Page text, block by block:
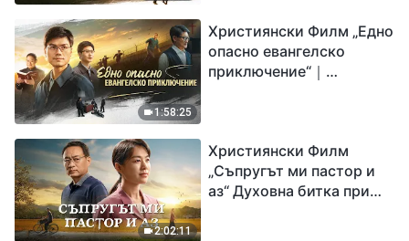
1:58:25
Християнски Филм „Едно
опасно евангелско
приключение“｜
Исус
2:02:11
Християнски Филм
„Съпругът ми пастор и
аз“ Духовна битка при